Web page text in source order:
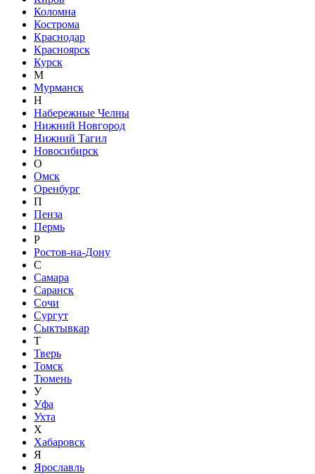
Коломна
Кострома
Краснодар
Красноярск
Курск
М
Мурманск
Н
Набережные Челны
Нижний Новгород
Нижний Тагил
Новосибирск
О
Омск
Оренбург
П
Пенза
Пермь
Р
Ростов-на-Дону
С
Самара
Саранск
Сочи
Сургут
Сыктывкар
Т
Тверь
Томск
Тюмень
У
Уфа
Ухта
Х
Хабаровск
Я
Ярославль